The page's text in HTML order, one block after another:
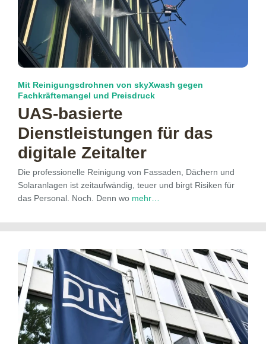
Mit Reinigungsdrohnen von skyXwash gegen
Fachkräftemangel und Preisdruck
UAS-basierte
Dienstleistungen für das
digitale Zeitalter
Die professionelle Reinigung von Fassaden, Dächern und
Solaranlagen ist zeitaufwändig, teuer und birgt Risiken für
das Personal. Noch. Denn wo mehr…